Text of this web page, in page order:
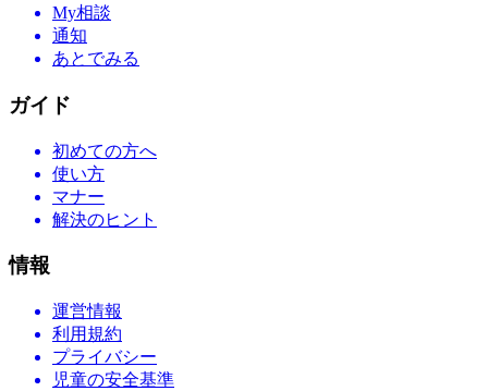
My相談
通知
あとでみる
ガイド
初めての方へ
使い方
マナー
解決のヒント
情報
運営情報
利用規約
プライバシー
児童の安全基準